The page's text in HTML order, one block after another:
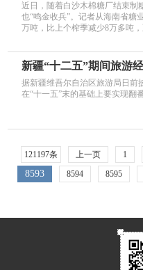
近日，随着白沙木棉糖厂结束制
也“鸣金收兵”。记者从海南省糖
万吨，比上个榨季减少8万多吨
新疆“十二五”期间旅游
据新疆维吾尔自治区旅游局日前
在“十一五”末的基础上要实现翻
121197条 上一页 1
8593 8594 8595